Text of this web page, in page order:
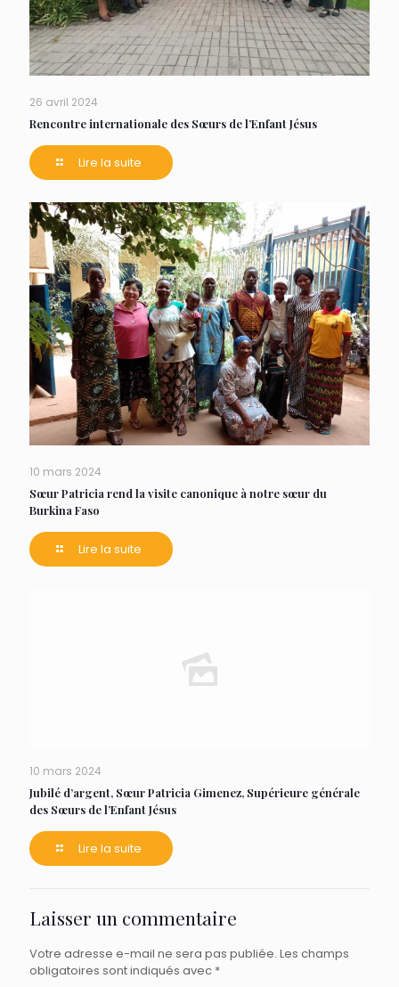
26 avril 2024
Rencontre internationale des Sœurs de l’Enfant Jésus
Lire la suite
10 mars 2024
Sœur Patricia rend la visite canonique à notre sœur du
Burkina Faso
Lire la suite
10 mars 2024
Jubilé d’argent, Sœur Patricia Gimenez, Supérieure générale
des Sœurs de l’Enfant Jésus
Lire la suite
Laisser un commentaire
Votre adresse e-mail ne sera pas publiée. Les champs
obligatoires sont indiqués avec *